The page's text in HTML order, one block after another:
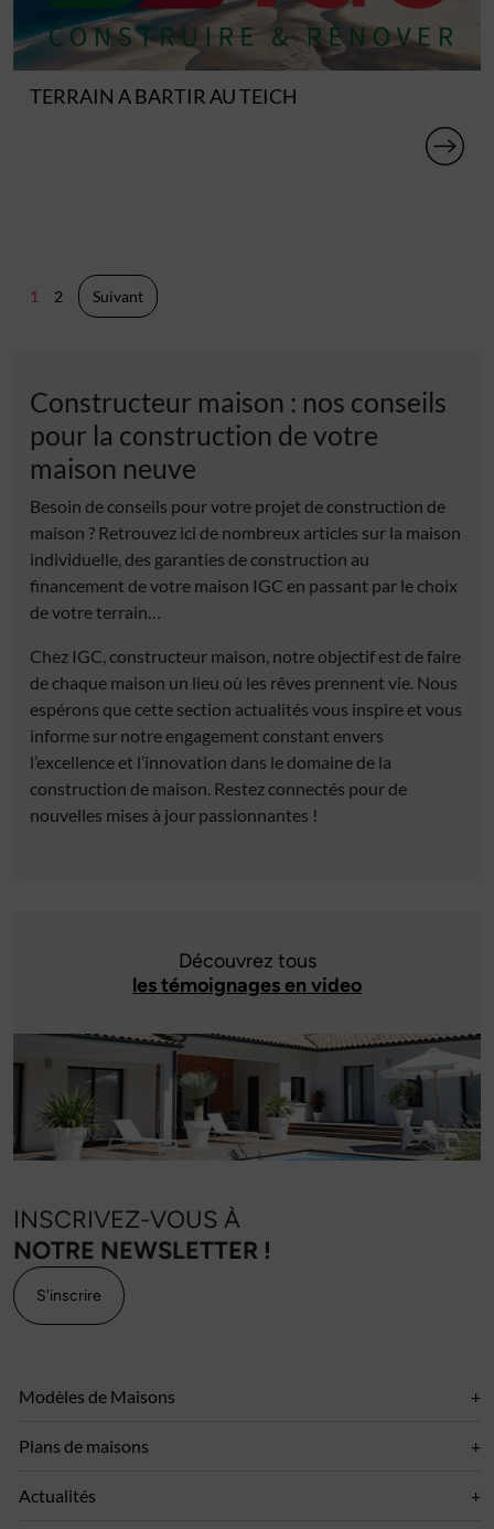
TERRAIN A BARTIR AU TEICH
Pagination
1 2 Suivant
Constructeur maison : nos conseils
pour la construction de votre
maison neuve
Besoin de conseils pour votre projet de construction de
maison ? Retrouvez ici de nombreux articles sur la maison
individuelle, des garanties de construction au
financement de votre maison IGC en passant par le choix
de votre terrain…
Chez IGC, constructeur maison, notre objectif est de faire
de chaque maison un lieu où les rêves prennent vie. Nous
espérons que cette section actualités vous inspire et vous
informe sur notre engagement constant envers
l’excellence et l’innovation dans le domaine de la
construction de maison. Restez connectés pour de
nouvelles mises à jour passionnantes !
Découvrez tous
les témoignages en video
INSCRIVEZ-VOUS À
NOTRE NEWSLETTER !
S'inscrire
Modèles de Maisons
Plans de maisons
Actualités